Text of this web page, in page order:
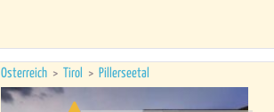
Österreich > Tirol > Pillerseetal